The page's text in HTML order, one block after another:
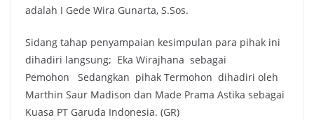
adalah I Gede Wira Gunarta, S.Sos.
Sidang tahap penyampaian kesimpulan para pihak ini
dihadiri langsung; Eka Wirajhana sebagai
Pemohon Sedangkan pihak Termohon dihadiri oleh
Marthin Saur Madison dan Made Prama Astika sebagai
Kuasa PT Garuda Indonesia. (GR)